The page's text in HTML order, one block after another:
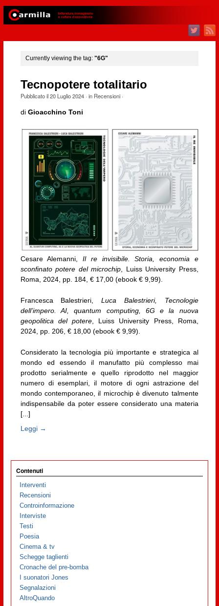
Currently viewing the tag: "6G"
Tecnopotere totalitario
Pubblicato il20 Luglio 2024· in Recensioni·
di Gioacchino Toni
Cesare Alemanni,Il re invisibile. Storia, economia e
sconfinato potere del microchip , Luiss University Press,
Roma, 2024, pp. 184, € 17,00 (ebook € 9,99).
Francesca Balestrieri,
Luca Balestrieri, Tecnologie
dell’impero. AI, quantum computing, 6G e la nuova
geopolitica del potere , Luiss University Press, Roma,
2024, pp. 206, € 18,00 (ebook € 9,99).
Considerato la tecnologia più importante e strategica al
mondo ed essendo il manufatto più complesso mai
prodotto serialmente e quello riprodotto nel maggior
numero di esemplari, il motore di ogni astrazione del
mondo contemporaneo, il microchip è divenuto talmente
indispensabile da poter essere considerato una materia
[...]
Leggi →
Contenuti
Interventi
Recensioni
Controinformazione
Interviste
Testi
Poesia
Cinema & tv
Schegge taglienti
Cronache del pre-bomba
I suonatori Jones
Segnalazioni
AltroQuando